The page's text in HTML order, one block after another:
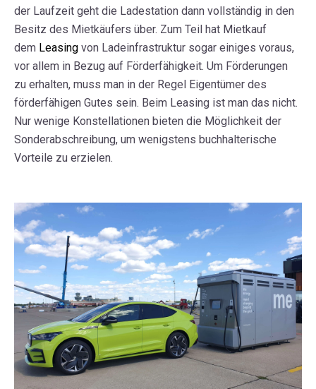
der Laufzeit geht die Ladestation dann vollständig in den
Besitz des Mietkäufers über. Zum Teil hat Mietkauf
dem Leasing von Ladeinfrastruktur sogar einiges voraus,
vor allem in Bezug auf Förderfähigkeit. Um Förderungen
zu erhalten, muss man in der Regel Eigentümer des
förderfähigen Gutes sein. Beim Leasing ist man das nicht.
Nur wenige Konstellationen bieten die Möglichkeit der
Sonderabschreibung, um wenigstens buchhalterische
Vorteile zu erzielen.